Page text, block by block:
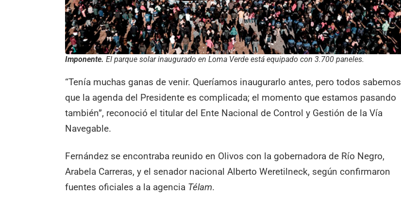
Imponente. El parque solar inaugurado en Loma Verde está equipado con 3.700 paneles.
“Tenía muchas ganas de venir. Queríamos inaugurarlo antes, pero todos sabemos
que la agenda del Presidente es complicada; el momento que estamos pasando
también”, reconoció el titular del Ente Nacional de Control y Gestión de la Vía
Navegable.
Fernández se encontraba reunido en Olivos con la gobernadora de Río Negro,
Arabela Carreras, y el senador nacional Alberto Weretilneck, según confirmaron
fuentes oficiales a la agencia Télam.